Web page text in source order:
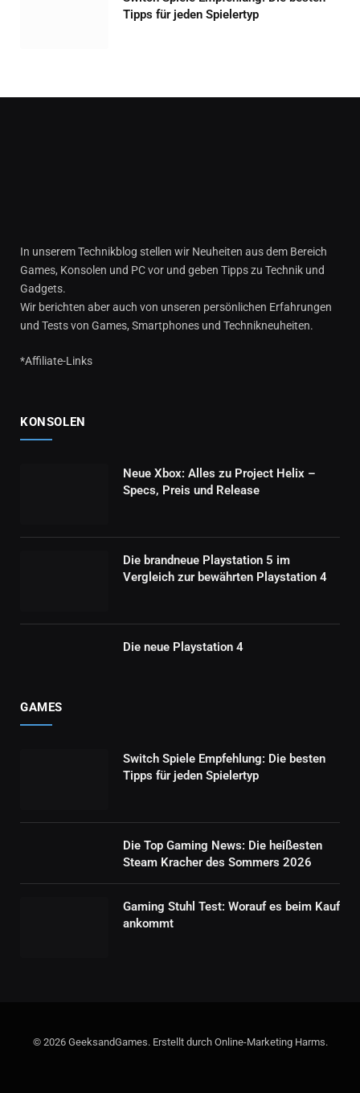
Tipps für jeden Spielertyp
In unserem Technikblog stellen wir Neuheiten aus dem Bereich
Games, Konsolen und PC vor und geben Tipps zu Technik und
Gadgets.
Wir berichten aber auch von unseren persönlichen Erfahrungen
und Tests von Games, Smartphones und Technikneuheiten.
*Affiliate-Links
KONSOLEN
Neue Xbox: Alles zu Project Helix –
Specs, Preis und Release
Die brandneue Playstation 5 im
Vergleich zur bewährten Playstation 4
Die neue Playstation 4
GAMES
Switch Spiele Empfehlung: Die besten
Tipps für jeden Spielertyp
Die Top Gaming News: Die heißesten
Steam Kracher des Sommers 2026
Gaming Stuhl Test: Worauf es beim Kauf
ankommt
© 2026 GeeksandGames. Erstellt durch Online-Marketing Harms.